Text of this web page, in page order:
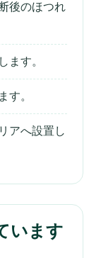
後のほつれ
ます。
す。
アへ設置し
います